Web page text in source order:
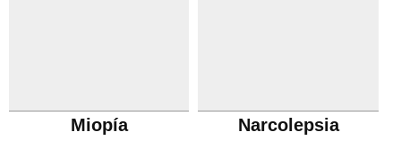
Miopía Narcolepsia